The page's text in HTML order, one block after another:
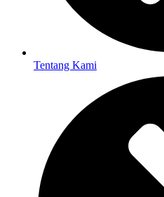
Tentang Kami